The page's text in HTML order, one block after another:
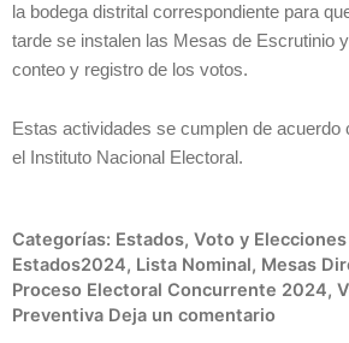
la bodega distrital correspondiente para
tarde se instalen las Mesas de Escrutinio
conteo y registro de los votos.
Estas actividades se cumplen de acuerdo
el Instituto Nacional Electoral.
Categorías: Estados, Voto y Elecciones
Estados2024, Lista Nominal, Mesas
Proceso Electoral Concurrente 2024,
Preventiva Deja un comentario